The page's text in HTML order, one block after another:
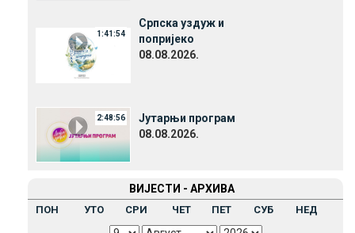
1:41:54
Српска уздуж и
попријеко
08.08.2026.
2:48:56
Јутарњи програм
08.08.2026.
ВИЈЕСТИ - АРХИВА
ПОН УТО СРИ ЧЕТ ПЕТ СУБ НЕД